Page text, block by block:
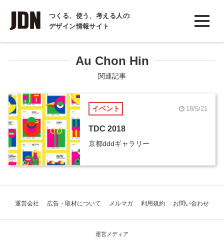
つくる、使う、考える人の
デザイン情報サイト
INTERVIEW
インタビュー
COLUMN
コラム
Au Chon Hin
関連記事
イベント 18/5/21
TDC 2018
京都dddギャラリー
運営会社 広告・取材について メルマガ 利用規約 お問い合わせ
運営メディア